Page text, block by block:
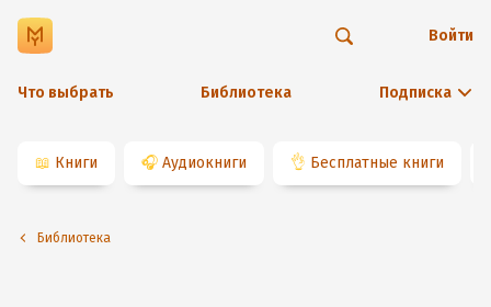
Что выбрать Библиотека Подписка
Войти
📖 Книги 🎧 Аудиокниги 👌 Бесплатные книги
Библиотека